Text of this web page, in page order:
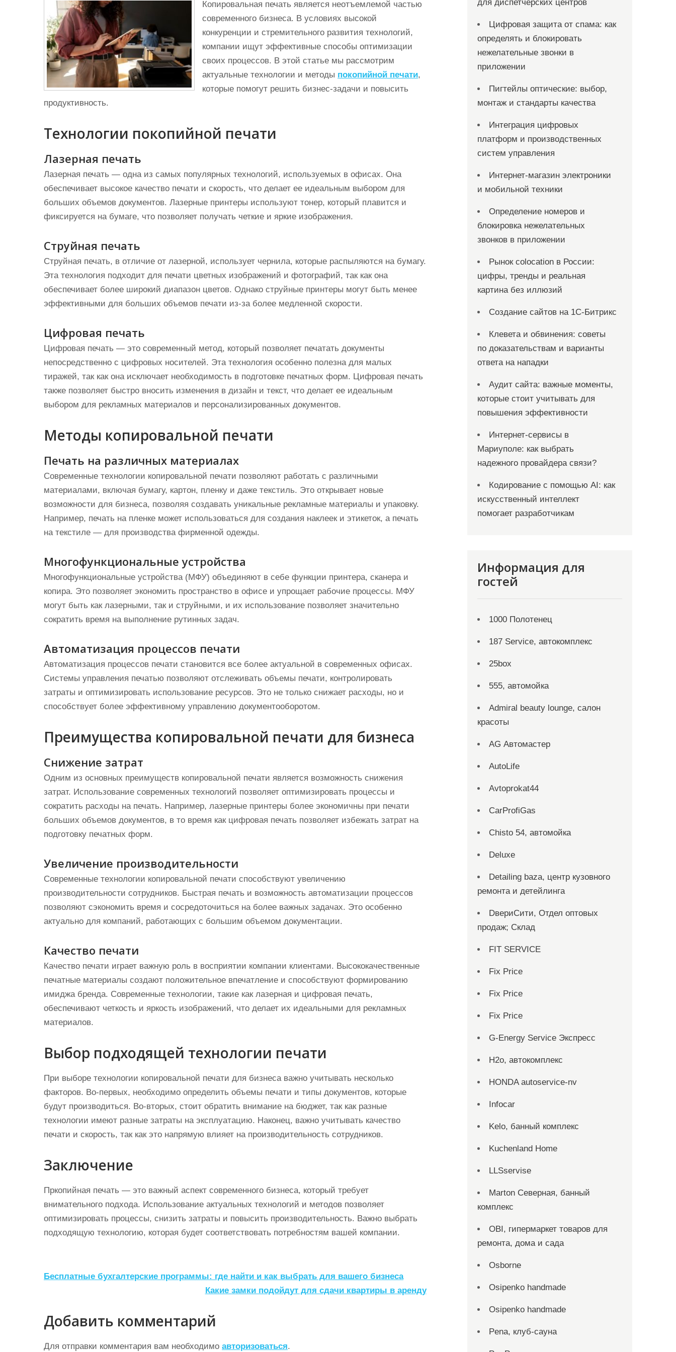
Копировальная печать является неотъемлемой частью
современного бизнеса. В условиях высокой
конкуренции и стремительного развития технологий,
компании ищут эффективные способы оптимизации
своих процессов. В этой статье мы рассмотрим
актуальные технологии и методы покопийной печати,
которые помогут решить бизнес-задачи и повысить
продуктивность.
Технологии покопийной печати
Лазерная печать
Лазерная печать — одна из самых популярных технологий, используемых в офисах. Она
обеспечивает высокое качество печати и скорость, что делает ее идеальным выбором для
больших объемов документов. Лазерные принтеры используют тонер, который плавится и
фиксируется на бумаге, что позволяет получать четкие и яркие изображения.
Струйная печать
Струйная печать, в отличие от лазерной, использует чернила, которые распыляются на бумагу.
Эта технология подходит для печати цветных изображений и фотографий, так как она
обеспечивает более широкий диапазон цветов. Однако струйные принтеры могут быть менее
эффективными для больших объемов печати из-за более медленной скорости.
Цифровая печать
Цифровая печать — это современный метод, который позволяет печатать документы
непосредственно с цифровых носителей. Эта технология особенно полезна для малых
тиражей, так как она исключает необходимость в подготовке печатных форм. Цифровая печать
также позволяет быстро вносить изменения в дизайн и текст, что делает ее идеальным
выбором для рекламных материалов и персонализированных документов.
Методы копировальной печати
Печать на различных материалах
Современные технологии копировальной печати позволяют работать с различными
материалами, включая бумагу, картон, пленку и даже текстиль. Это открывает новые
возможности для бизнеса, позволяя создавать уникальные рекламные материалы и упаковку.
Например, печать на пленке может использоваться для создания наклеек и этикеток, а печать
на текстиле — для производства фирменной одежды.
Многофункциональные устройства
Многофункциональные устройства (МФУ) объединяют в себе функции принтера, сканера и
копира. Это позволяет экономить пространство в офисе и упрощает рабочие процессы. МФУ
могут быть как лазерными, так и струйными, и их использование позволяет значительно
сократить время на выполнение рутинных задач.
Автоматизация процессов печати
Автоматизация процессов печати становится все более актуальной в современных офисах.
Системы управления печатью позволяют отслеживать объемы печати, контролировать
затраты и оптимизировать использование ресурсов. Это не только снижает расходы, но и
способствует более эффективному управлению документооборотом.
Преимущества копировальной печати для бизнеса
Снижение затрат
Одним из основных преимуществ копировальной печати является возможность снижения
затрат. Использование современных технологий позволяет оптимизировать процессы и
сократить расходы на печать. Например, лазерные принтеры более экономичны при печати
больших объемов документов, в то время как цифровая печать позволяет избежать затрат на
подготовку печатных форм.
Увеличение производительности
Современные технологии копировальной печати способствуют увеличению
производительности сотрудников. Быстрая печать и возможность автоматизации процессов
позволяют сэкономить время и сосредоточиться на более важных задачах. Это особенно
актуально для компаний, работающих с большим объемом документации.
Качество печати
Качество печати играет важную роль в восприятии компании клиентами. Высококачественные
печатные материалы создают положительное впечатление и способствуют формированию
имиджа бренда. Современные технологии, такие как лазерная и цифровая печать,
обеспечивают четкость и яркость изображений, что делает их идеальными для рекламных
материалов.
Выбор подходящей технологии печати
При выборе технологии копировальной печати для бизнеса важно учитывать несколько
факторов. Во-первых, необходимо определить объемы печати и типы документов, которые
будут производиться. Во-вторых, стоит обратить внимание на бюджет, так как разные
технологии имеют разные затраты на эксплуатацию. Наконец, важно учитывать качество
печати и скорость, так как это напрямую влияет на производительность сотрудников.
Заключение
Пркопийная печать — это важный аспект современного бизнеса, который требует
внимательного подхода. Использование актуальных технологий и методов позволяет
оптимизировать процессы, снизить затраты и повысить производительность. Важно выбрать
подходящую технологию, которая будет соответствовать потребностям вашей компании.
Н
в
и
г
Бесплатные бухгалтерские программы: где найти и как выбрать для вашего бизнеса
Какие замки подойдут для сдачи квартиры в аренду
Добавить комментарий
Для отправки комментария вам необходимо авторизоваться.
для диспетчерских центров
Цифровая защита от спама: как
определять и блокировать
нежелательные звонки в
приложении
Пигтейлы оптические: выбор,
монтаж и стандарты качества
Интеграция цифровых
платформ и производственных
систем управления
Интернет-магазин электроники
и мобильной техники
Определение номеров и
блокировка нежелательных
звонков в приложении
Рынок colocation в России:
цифры, тренды и реальная
картина без иллюзий
Создание сайтов на 1С-Битрикс
Клевета и обвинения: советы
по доказательствам и варианты
ответа на нападки
Аудит сайта: важные моменты,
которые стоит учитывать для
повышения эффективности
Интернет-сервисы в
Мариуполе: как выбрать
надежного провайдера связи?
Кодирование с помощью AI: как
искусственный интеллект
помогает разработчикам
Информация для
гостей
1000 Полотенец
187 Service, автокомплекс
25box
555, автомойка
Admiral beauty lounge, салон
красоты
AG Автомастер
AutoLife
Avtoprokat44
CarProfiGas
Chisto 54, автомойка
Deluxe
Detailing baza, центр кузовного
ремонта и детейлинга
DвериСити, Отдел оптовых
продаж; Склад
FIT SERVICE
Fix Price
Fix Price
Fix Price
G-Energy Service Экспресс
H2о, автокомплекс
HONDA autoservice-nv
Infocar
Kelo, банный комплекс
Kuchenland Home
LLSservise
Marton Северная, банный
комплекс
OBI, гипермаркет товаров для
ремонта, дома и сада
Osborne
Osipenko handmade
Osipenko handmade
Pena, клуб-сауна